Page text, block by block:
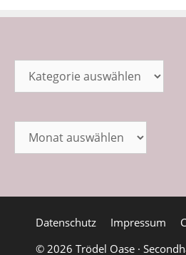
Kategorien
Archiv
Datenschutz Impressum
© 2026 Trödel Oase ·